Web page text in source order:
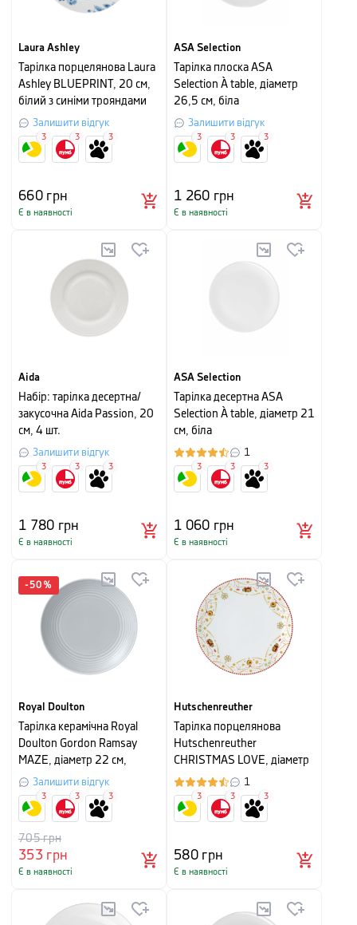
Laura Ashley
Тарілка порцелянова Laura
Ashley BLUEPRINT, 20 см,
білий з синіми трояндами
Залишити відгук
660грн
Є в наявності
3 3 3
ASA Selection
Тарілка плоска ASA
Selection À table, діаметр
26,5 см, біла
Залишити відгук
1 260 грн
Є в наявності
3 3 3
Aida
Набір: тарілка десертна/
закусочна Aida Passion, 20
см, 4 шт.
Залишити відгук
1 780 грн
Є в наявності
3 3 3
ASA Selection
Тарілка десертна ASA
Selection À table, діаметр 21
см, біла
1
1 060 грн
Є в наявності
3 3 3
-50 %
Royal Doulton
Тарілка керамічна Royal
Doulton Gordon Ramsay
MAZE, діаметр 22 см,
світло-сірий
Залишити відгук
353 грн
705грн
Є в наявності
3 3 3
Hutschenreuther
Тарілка порцелянова
Hutschenreuther
CHRISTMAS LOVE, діаметр
22 см, білий з малюнком
1
580грн
Є в наявності
3 3 3